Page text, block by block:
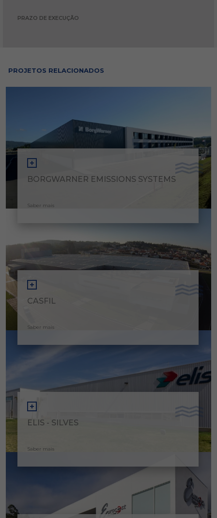
PRAZO DE EXECUÇÃO
PROJETOS RELACIONADOS
BORGWARNER EMISSIONS SYSTEMS
Saber mais
CASFIL
Saber mais
ELIS - SILVES
Saber mais